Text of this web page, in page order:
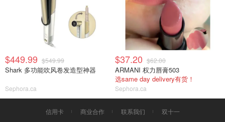
$449.99 $549.99
Shark 多功能吹风卷发造型神器
Sephora.ca
$37.20 $62.00
ARMANI 权力唇膏503
选same day delivery有货！
Sephora.ca
信用卡 商业合作 联系我们
双十一